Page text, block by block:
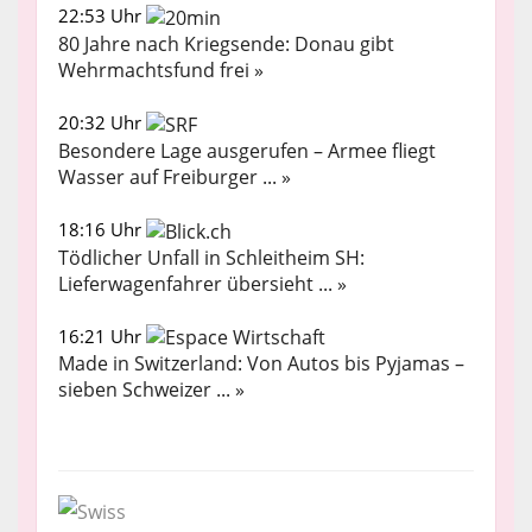
22:53 Uhr
80 Jahre nach Kriegsende: Donau gibt
Wehrmachtsfund frei »
20:32 Uhr
Besondere Lage ausgerufen – Armee fliegt
Wasser auf Freiburger ... »
18:16 Uhr
Tödlicher Unfall in Schleitheim SH:
Lieferwagenfahrer übersieht ... »
16:21 Uhr
Made in Switzerland: Von Autos bis Pyjamas –
sieben Schweizer ... »